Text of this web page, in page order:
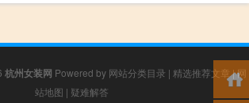
杭州女装网 Powered by 网站分类目录 | 精选推荐文章 |网
站地图 | 疑难解答